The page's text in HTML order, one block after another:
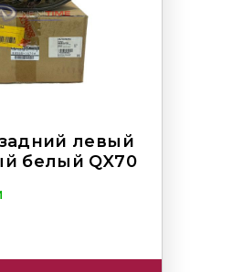
левый
белый QX70